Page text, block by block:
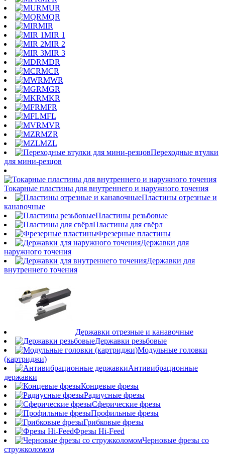
MUR
MQR
MIR
MIR 1
MIR 2
MIR 3
MDR
MCR
MWR
MGR
MKR
MFR
MFL
MVR
MZR
MZL
Переходные втулки
для мини-резцов
Токарные пластины для внутреннего и наружного точения
Пластины отрезные и
канавочные
Пластины резьбовые
Пластины для свёрл
Фрезерные пластины
Державки для
наружного точения
Державки для
внутреннего точения
Державки отрезные и канавочные
Державки резьбовые
Модульные головки
(картриджи)
Антивибрационные
державки
Концевые фрезы
Радиусные фрезы
Сферические фрезы
Профильные фрезы
Грибковые фрезы
Фрезы Hi-Feed
Черновые фрезы со
стружколомом